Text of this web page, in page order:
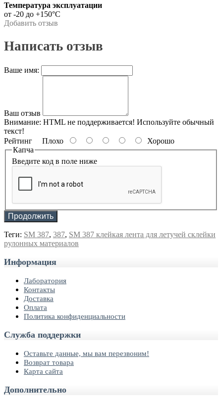
Температура эксплуатации
от -20 до +150°С
Добавить отзыв
Написать отзыв
Ваше имя:
Ваш отзыв
Внимание: HTML не поддерживается! Используйте обычный
текст!
Рейтинг Плохо
Хорошо
Капча
Введите код в поле ниже
Продолжить
Теги: SM 387, 387, SM 387 клейкая лента для летучей склейки
рулонных материалов
Информация
Лаборатория
Контакты
Доставка
Оплата
Политика конфиденциальности
Служба поддержки
Оставьте данные, мы вам перезвоним!
Возврат товара
Карта сайта
Дополнительно